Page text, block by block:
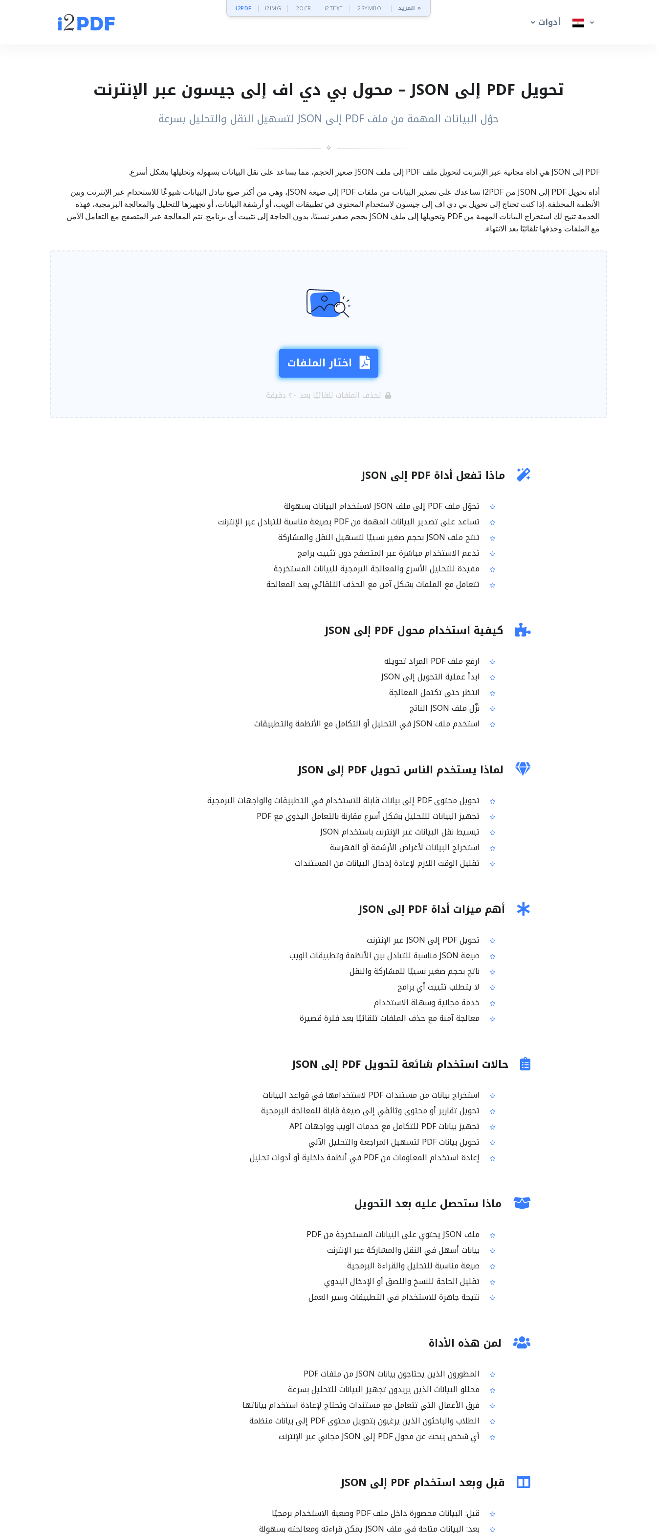
i2PDF i2IMG i2OCR i2TEXT i2SYMBOL المزيد »
أدوات
تحويل PDF إلى JSON – محول بي دي اف إلى جيسون عبر الإنترنت
حوّل البيانات المهمة من ملف PDF إلى JSON لتسهيل النقل والتحليل بسرعة
✧
PDF إلى JSON هي أداة مجانية عبر الإنترنت لتحويل ملف PDF إلى ملف JSON صغير الحجم، مما يساعد على نقل البيانات بسهولة وتحليلها بشكل أسرع.
أداة تحويل PDF إلى JSON من i2PDF تساعدك على تصدير البيانات من ملفات PDF إلى صيغة JSON، وهي من أكثر صيغ تبادل البيانات شيوعًا للاستخدام عبر الإنترنت وبين
الأنظمة المختلفة. إذا كنت تحتاج إلى تحويل بي دي اف إلى جيسون لاستخدام المحتوى في تطبيقات الويب، أو أرشفة البيانات، أو تجهيزها للتحليل والمعالجة البرمجية، فهذه
الخدمة تتيح لك استخراج البيانات المهمة من PDF وتحويلها إلى ملف JSON بحجم صغير نسبيًا، بدون الحاجة إلى تثبيت أي برنامج. تتم المعالجة عبر المتصفح مع التعامل الآمن
مع الملفات وحذفها تلقائيًا بعد الانتهاء.
اختار الملفات
تحذف الملفات تلقائيًا بعد ٣٠ دقيقة
ماذا تفعل أداة PDF إلى JSON
تحوّل ملف PDF إلى ملف JSON لاستخدام البيانات بسهولة
تساعد على تصدير البيانات المهمة من PDF بصيغة مناسبة للتبادل عبر الإنترنت
تنتج ملف JSON بحجم صغير نسبيًا لتسهيل النقل والمشاركة
تدعم الاستخدام مباشرة عبر المتصفح دون تثبيت برامج
مفيدة للتحليل الأسرع والمعالجة البرمجية للبيانات المستخرجة
تتعامل مع الملفات بشكل آمن مع الحذف التلقائي بعد المعالجة
كيفية استخدام محول PDF إلى JSON
ارفع ملف PDF المراد تحويله
ابدأ عملية التحويل إلى JSON
انتظر حتى تكتمل المعالجة
نزّل ملف JSON الناتج
استخدم ملف JSON في التحليل أو التكامل مع الأنظمة والتطبيقات
لماذا يستخدم الناس تحويل PDF إلى JSON
تحويل محتوى PDF إلى بيانات قابلة للاستخدام في التطبيقات والواجهات البرمجية
تجهيز البيانات للتحليل بشكل أسرع مقارنة بالتعامل اليدوي مع PDF
تبسيط نقل البيانات عبر الإنترنت باستخدام JSON
استخراج البيانات لأغراض الأرشفة أو الفهرسة
تقليل الوقت اللازم لإعادة إدخال البيانات من المستندات
أهم ميزات أداة PDF إلى JSON
تحويل PDF إلى JSON عبر الإنترنت
صيغة JSON مناسبة للتبادل بين الأنظمة وتطبيقات الويب
ناتج بحجم صغير نسبيًا للمشاركة والنقل
لا يتطلب تثبيت أي برامج
خدمة مجانية وسهلة الاستخدام
معالجة آمنة مع حذف الملفات تلقائيًا بعد فترة قصيرة
حالات استخدام شائعة لتحويل PDF إلى JSON
استخراج بيانات من مستندات PDF لاستخدامها في قواعد البيانات
تحويل تقارير أو محتوى وثائقي إلى صيغة قابلة للمعالجة البرمجية
تجهيز بيانات PDF للتكامل مع خدمات الويب وواجهات API
تحويل بيانات PDF لتسهيل المراجعة والتحليل الآلي
إعادة استخدام المعلومات من PDF في أنظمة داخلية أو أدوات تحليل
ماذا ستحصل عليه بعد التحويل
ملف JSON يحتوي على البيانات المستخرجة من PDF
بيانات أسهل في النقل والمشاركة عبر الإنترنت
صيغة مناسبة للتحليل والقراءة البرمجية
تقليل الحاجة للنسخ واللصق أو الإدخال اليدوي
نتيجة جاهزة للاستخدام في التطبيقات وسير العمل
لمن هذه الأداة
المطورون الذين يحتاجون بيانات JSON من ملفات PDF
محللو البيانات الذين يريدون تجهيز البيانات للتحليل بسرعة
فرق الأعمال التي تتعامل مع مستندات وتحتاج لإعادة استخدام بياناتها
الطلاب والباحثون الذين يرغبون بتحويل محتوى PDF إلى بيانات منظمة
أي شخص يبحث عن محول PDF إلى JSON مجاني عبر الإنترنت
قبل وبعد استخدام PDF إلى JSON
قبل: البيانات محصورة داخل ملف PDF وصعبة الاستخدام برمجيًا
بعد: البيانات متاحة في ملف JSON يمكن قراءته ومعالجته بسهولة